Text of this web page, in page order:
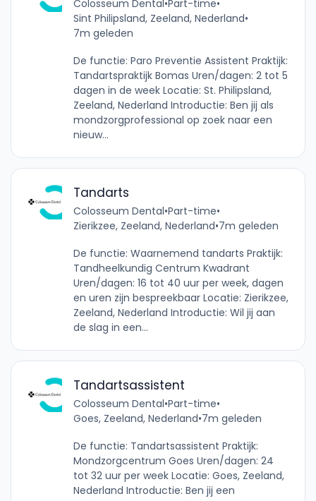
Colosseum Dental •Part-time•
Sint Philipsland, Zeeland, Nederland•
7m geleden
De functie: Paro Preventie Assistent Praktijk:
Tandartspraktijk Bomas Uren/dagen: 2 tot 5
dagen in de week Locatie: St. Philipsland,
Zeeland, Nederland Introductie: Ben jij als
mondzorgprofessional op zoek naar een
nieuw...
Tandarts
Colosseum Dental•Part-time•
Zierikzee, Zeeland, Nederland•7m geleden
De functie: Waarnemend tandarts Praktijk:
Tandheelkundig Centrum Kwadrant
Uren/dagen: 16 tot 40 uur per week, dagen
en uren zijn bespreekbaar Locatie: Zierikzee,
Zeeland, Nederland Introductie: Wil jij aan
de slag in een...
Tandartsassistent
Colosseum Dental•Part-time•
Goes, Zeeland, Nederland•7m geleden
De functie: Tandartsassistent Praktijk:
Mondzorgcentrum Goes Uren/dagen: 24
tot 32 uur per week Locatie: Goes, Zeeland,
Nederland Introductie: Ben jij een